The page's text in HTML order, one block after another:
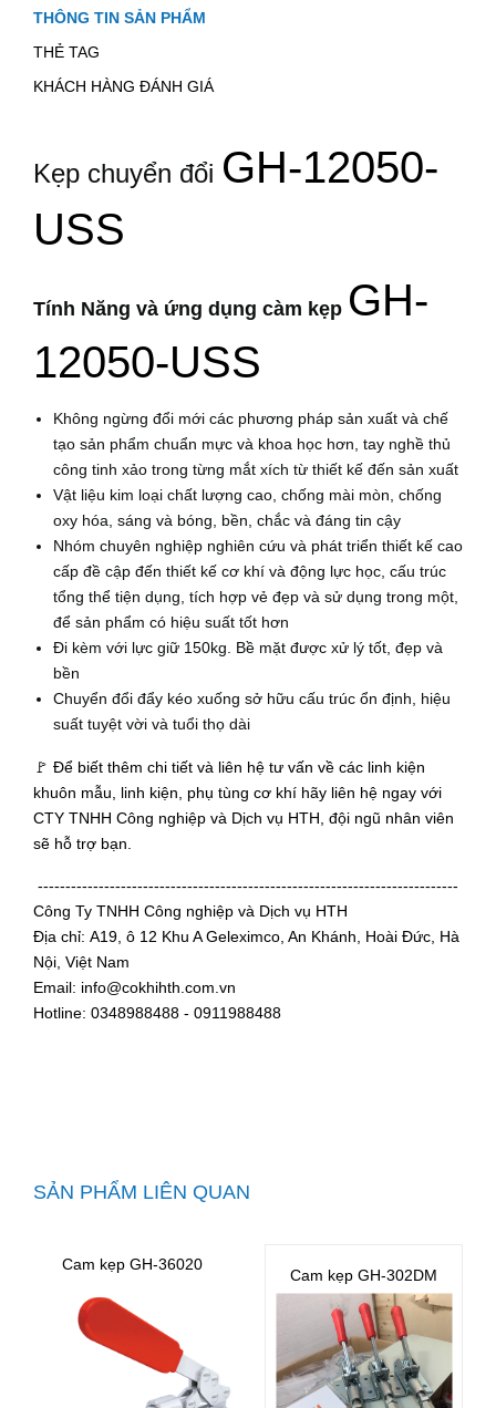
THÔNG TIN SẢN PHẨM
THẺ TAG
KHÁCH HÀNG ĐÁNH GIÁ
Kẹp chuyển đổi GH-12050-
USS
Tính Năng và ứng dụng càm kẹp GH-
12050-USS
Không ngừng đổi mới các phương pháp sản xuất và chế
tạo sản phẩm chuẩn mực và khoa học hơn, tay nghề thủ
công tinh xảo trong từng mắt xích từ thiết kế đến sản xuất
Vật liệu kim loại chất lượng cao, chống mài mòn, chống
oxy hóa, sáng và bóng, bền, chắc và đáng tin cậy
Nhóm chuyên nghiệp nghiên cứu và phát triển thiết kế cao
cấp đề cập đến thiết kế cơ khí và động lực học, cấu trúc
tổng thể tiện dụng, tích hợp vẻ đẹp và sử dụng trong một,
để sản phẩm có hiệu suất tốt hơn
Đi kèm với lực giữ 150kg
Bề mặt được xử lý tốt, đẹp và
bền
Chuyển đổi đẩy kéo xuống sở hữu cấu trúc ổn định, hiệu
suất tuyệt vời và tuổi thọ dài
🚩 Để biết thêm chi tiết và liên hệ tư vấn về các linh kiện
khuôn mẫu, linh kiện, phụ tùng cơ khí hãy liên hệ ngay với
CTY TNHH Công nghiệp và Dịch vụ HTH, đội ngũ nhân viên
sẽ hỗ trợ bạn.
----------------------------------------------------------------------------
Công Ty TNHH Công nghiệp và Dịch vụ HTH
Địa chỉ: A19, ô 12 Khu A Geleximco, An Khánh, Hoài Đức, Hà
Nội, Việt Nam
Email: info@cokhihth.com.vn
Hotline: 0348988488 - 0911988488
SẢN PHẨM LIÊN QUAN
Cam kẹp GH-36020
Cam kẹp GH-302DM